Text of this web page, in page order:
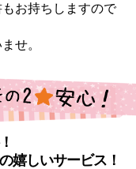
お持ちしますので
せ。
嬉しいサービス！